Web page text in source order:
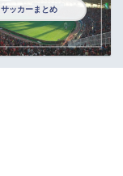
サッカーまとめ